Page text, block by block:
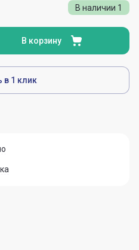
В наличии 1
В корзину
в 1 клик